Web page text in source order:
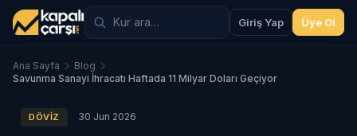
Giriş Yap Üye Ol
Ana Sayfa
Blog
Savunma Sanayi İhracatı Haftada 11 Milyar Doları Geçiyor
DÖVIZ 30 Jun 2026